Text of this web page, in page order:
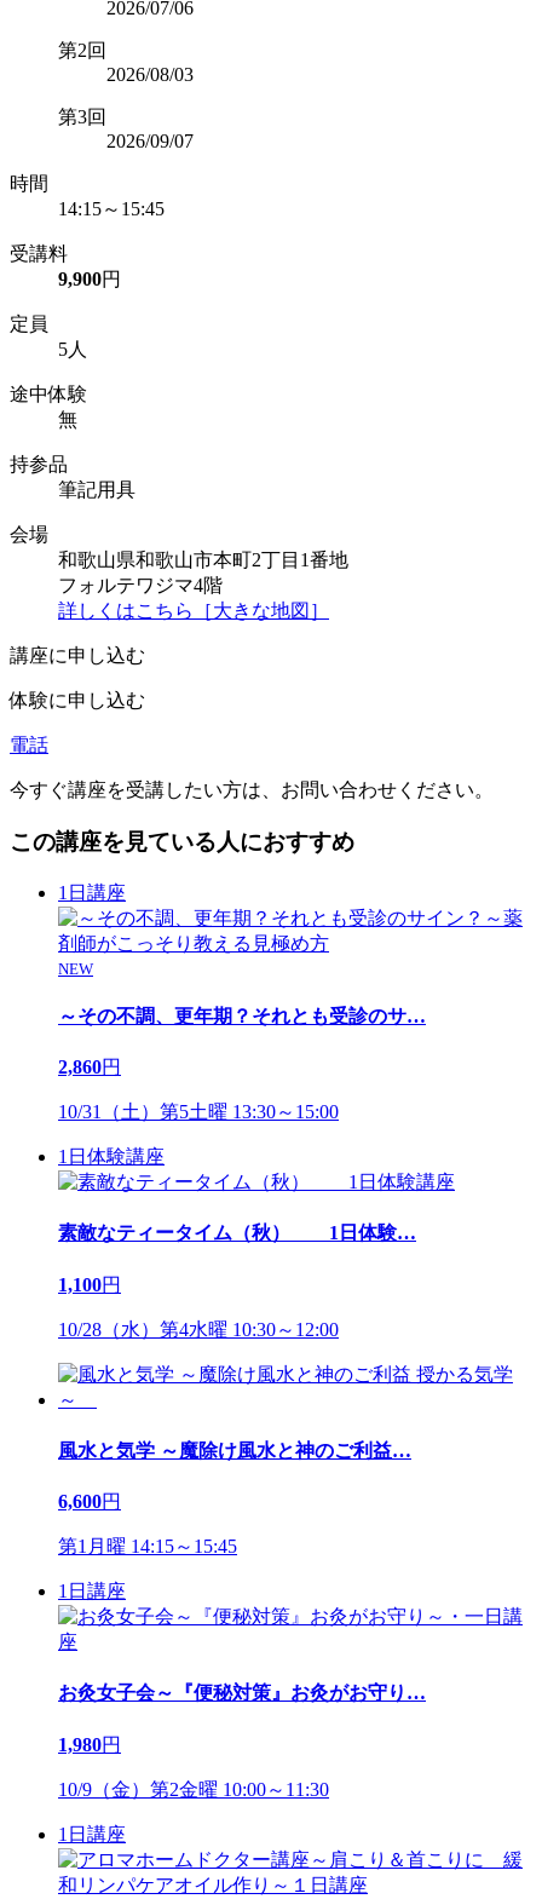
2026/07/06
第2回
2026/08/03
第3回
2026/09/07
時間
14:15～15:45
受講料
9,900円
定員
5人
途中体験
無
持参品
筆記用具
会場
和歌山県和歌山市本町2丁目1番地
フォルテワジマ4階
詳しくはこちら［大きな地図］
講座に申し込む
体験に申し込む
電話
今すぐ講座を受講したい方は、お問い合わせください。
この講座を見ている人におすすめ
1日講座
NEW
～その不調、更年期？それとも受診のサ…
2,860円
10/31（土）第5土曜 13:30～15:00
1日体験講座
素敵なティータイム（秋） 1日体験…
1,100円
10/28（水）第4水曜 10:30～12:00
風水と気学 ～魔除け風水と神のご利益…
6,600円
第1月曜 14:15～15:45
1日講座
お灸女子会～『便秘対策』お灸がお守り …
1,980円
10/9（金）第2金曜 10:00～11:30
1日講座